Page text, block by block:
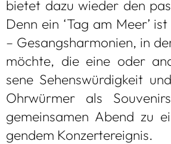
bie­tet dazu wie­der den
Denn ein ‘Tag am Meer’
– Gesangs­har­mo­nien, in
möchte, die eine oder
sene Sehens­wür­dig­keit
Ohr­wür­mer als
gemein­sa­men Abend zu
gen­dem Kon­zert­er­eig­nis.